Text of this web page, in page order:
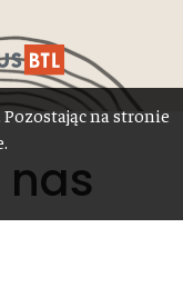
na stronie